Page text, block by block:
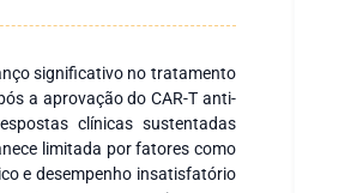
significativo no tratamento
a aprovação do CAR-T anti-
clínicas sustentadas
limitada por fatores como
e desempenho insatisfatório